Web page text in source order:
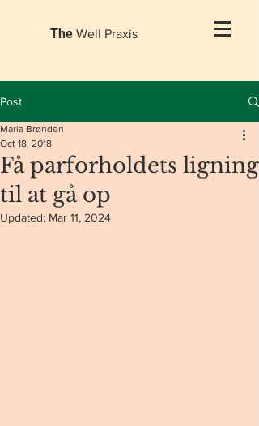
The Well Praxis
Post
Få parforholdets ligning
til at gå op
Maria Brønden
Oct 18, 2018
Updated: Mar 11, 2024